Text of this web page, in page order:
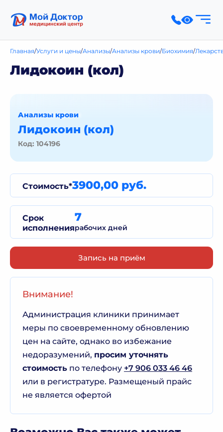
Главная Услуги и цены Анализы Анализы крови Биохимия
Лидокоин (кол)
Лидокоин (кол)
Код: 104196
Анализы крови
Стоимость*3900,00 руб.
Срок
исполнения
7
рабочих дней
Запись на приём
Внимание!
Администрация клиники принимает
меры по своевременному обновлению
цен на сайте, однако во избежание
недоразумений, просим уточнять
стоимость по телефону +7 906 033 46 46
или в регистратуре. Размещеный прайс
не является офертой